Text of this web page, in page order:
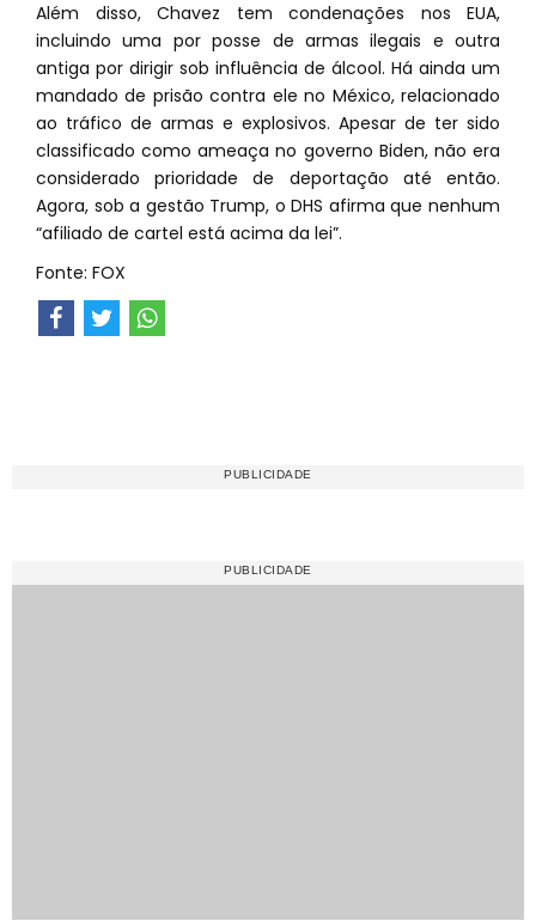
Além disso, Chavez tem condenações nos EUA,
incluindo uma por posse de armas ilegais e outra
antiga por dirigir sob influência de álcool. Há ainda um
mandado de prisão contra ele no México, relacionado
ao tráfico de armas e explosivos. Apesar de ter sido
classificado como ameaça no governo Biden, não era
considerado prioridade de deportação até então.
Agora, sob a gestão Trump, o DHS afirma que nenhum
“afiliado de cartel está acima da lei”.
Fonte: FOX